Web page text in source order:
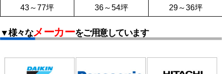
43～77坪
36～54坪
29～36坪
▼様々なメーカーをご用意しています